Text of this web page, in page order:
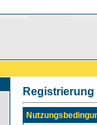
Registrierung